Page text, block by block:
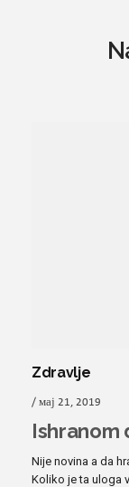
Zdravlje
/ мај 21, 2019
Ishranom
Nije novina a da
Koliko je ta uloga